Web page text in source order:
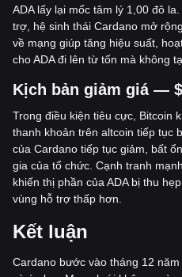
ADA lấy lại mốc tâm lý 1,00 đô
trợ, hệ sinh thái Cardano mở
về mạng giúp tăng hiệu suất,
cho ADA đi lên từ tốn mà không
Kịch bản giảm giá —
Trong điều kiện tiêu cực, Bitcoin
thanh khoản trên altcoin tiếp tục
của Cardano tiếp tục giảm, bất
gia của tổ chức. Cạnh tranh
khiến thị phần của ADA bị thu
vùng hỗ trợ thấp hơn.
Kết luận
Cardano bước vào tháng 12